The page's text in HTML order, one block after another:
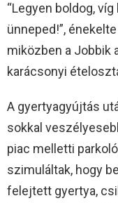
“Legyen boldog,
ünneped!”,
miközben a Jobbik
karácsonyi
A gyertyagyújtás
sokkal
piac melletti
szimuláltak, hogy
felejtett gyertya,